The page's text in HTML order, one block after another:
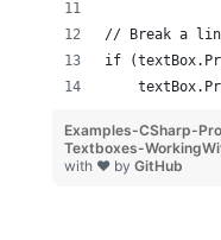
// Break a
if
Examples-CSharp-
Textboxes-
with ❤ by GitHub